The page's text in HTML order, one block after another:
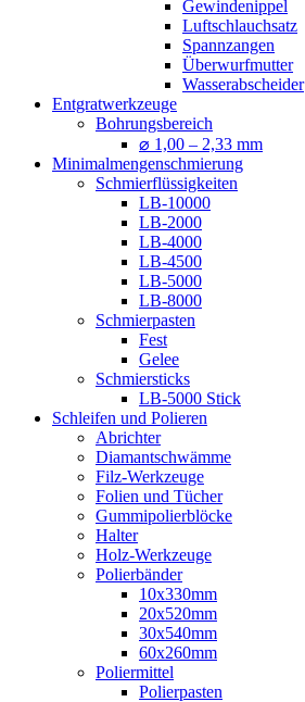
Gewindenippel
Luftschlauchsatz
Spannzangen
Überwurfmutter
Wasserabscheider
Entgratwerkzeuge
Bohrungsbereich
⌀ 1,00 – 2,33 mm
Minimalmengenschmierung
Schmierflüssigkeiten
LB-10000
LB-2000
LB-4000
LB-4500
LB-5000
LB-8000
Schmierpasten
Fest
Gelee
Schmiersticks
LB-5000 Stick
Schleifen und Polieren
Abrichter
Diamantschwämme
Filz-Werkzeuge
Folien und Tücher
Gummipolierblöcke
Halter
Holz-Werkzeuge
Polierbänder
10x330mm
20x520mm
30x540mm
60x260mm
Poliermittel
Polierpasten